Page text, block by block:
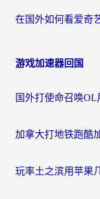
游戏加速器回国